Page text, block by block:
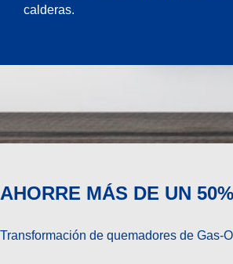
calderas.
AHORRE MÁS DE UN
Transformación de quemadores de Gas-